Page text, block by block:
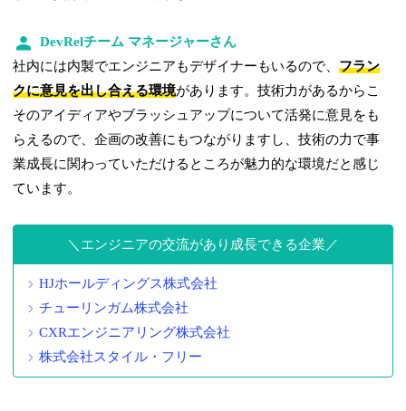
DevRelチーム マネージャーさん
社内には内製でエンジニアもデザイナーもいるので、フラン
クに意見を出し合える環境があります。技術力があるからこ
そのアイディアやブラッシュアップについて活発に意見をも
らえるので、企画の改善にもつながりますし、技術の力で事
業成長に関わっていただけるところが魅力的な環境だと感じ
ています。
エンジニアの交流があり成長できる企業
HJホールディングス株式会社
チューリンガム株式会社
CXRエンジニアリング株式会社
株式会社スタイル・フリー